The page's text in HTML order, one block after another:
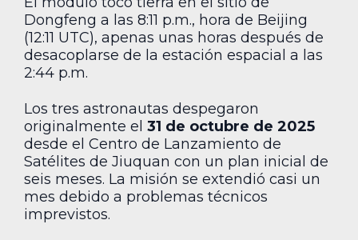
Dongfeng a las 8:11 p.m., hora de Beijing
(12:11 UTC), apenas unas horas después de
desacoplarse de la estación espacial a las
2:44 p.m.
Los tres astronautas despegaron
originalmente el 31 de octubre de 2025
desde el Centro de Lanzamiento de
Satélites de Jiuquan con un plan inicial de
seis meses. La misión se extendió casi un
mes debido a problemas técnicos
imprevistos.